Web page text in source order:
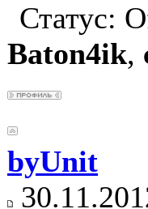
Статус:
Baton4ik,
byUnit